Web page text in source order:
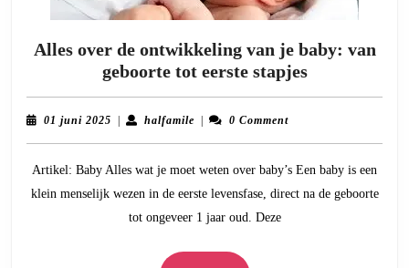
Alles over de ontwikkeling van je baby: van
geboorte tot eerste stapjesAlles
over
je
baby:
01 juni 2025 01
halfamilehalfamile0 Comment
Artikel: Baby Alles wat je moet weten over baby’s Een baby is een
klein menselijk wezen in de eerste levensfase, direct na de geboorte
tot ongeveer 1 jaar oud. Deze